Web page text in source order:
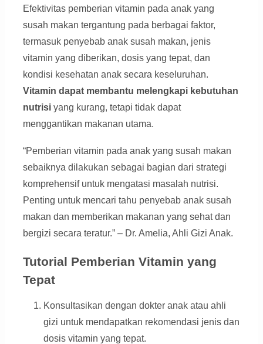
Efektivitas pemberian vitamin pada anak yang
susah makan tergantung pada berbagai faktor,
termasuk penyebab anak susah makan, jenis
vitamin yang diberikan, dosis yang tepat, dan
kondisi kesehatan anak secara keseluruhan.
Vitamin dapat membantu melengkapi kebutuhan
nutrisiyang kurang, tetapi tidak dapat
menggantikan makanan utama.
“Pemberian vitamin pada anak yang susah makan
sebaiknya dilakukan sebagai bagian dari strategi
komprehensif untuk mengatasi masalah nutrisi.
Penting untuk mencari tahu penyebab anak susah
makan dan memberikan makanan yang sehat dan
bergizi secara teratur.” – Dr. Amelia, Ahli Gizi Anak.
Tutorial Pemberian Vitamin yang
Tepat
Konsultasikan dengan dokter anak atau ahli
gizi untuk mendapatkan rekomendasi jenis dan
dosis vitamin yang tepat.